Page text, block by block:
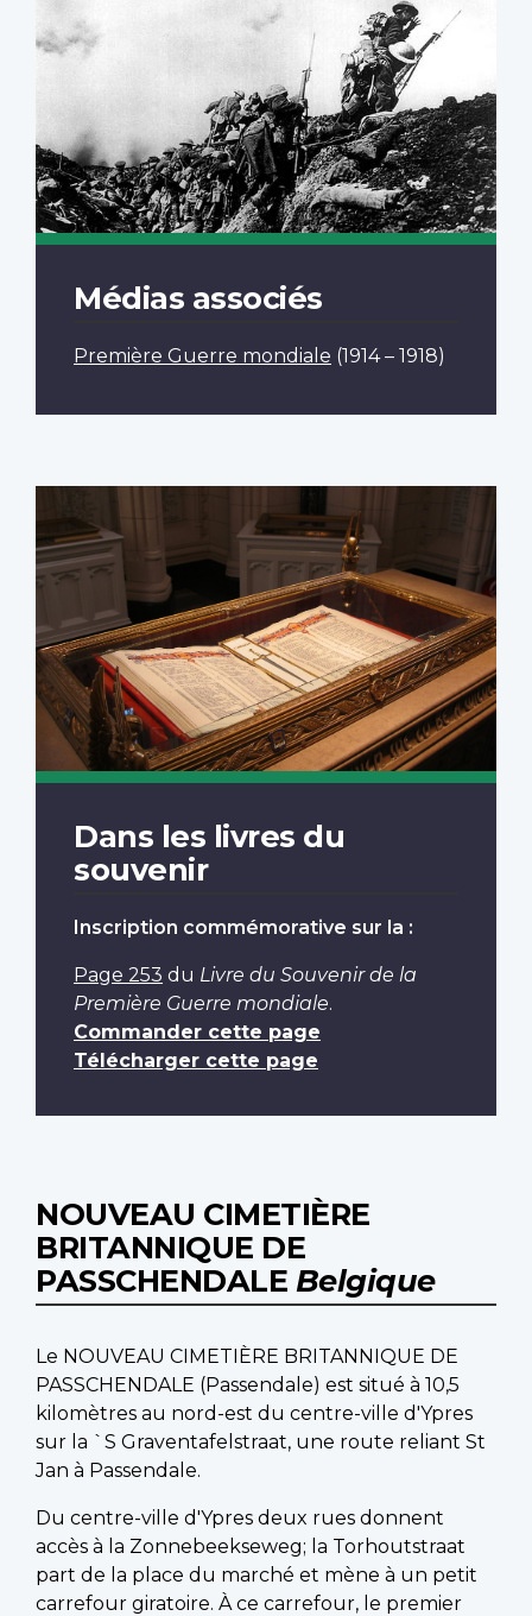
Médias associés
Première Guerre mondiale (1914 – 1918)
Dans les livres du
souvenir
Inscription commémorative sur la :
Page 253 du Livre du Souvenir de la
Première Guerre mondiale.
Commander cette page
Télécharger cette page
NOUVEAU CIMETIÈRE
BRITANNIQUE DE
PASSCHENDALE Belgique
Le NOUVEAU CIMETIÈRE BRITANNIQUE DE
PASSCHENDALE (Passendale) est situé à 10,5
kilomètres au nord-est du centre-ville d'Ypres
sur la `S Graventafelstraat, une route reliant St
Jan à Passendale.
Du centre-ville d'Ypres deux rues donnent
accès à la Zonnebeekseweg; la Torhoutstraat
part de la place du marché et mène à un petit
carrefour giratoire. À ce carrefour, le premier